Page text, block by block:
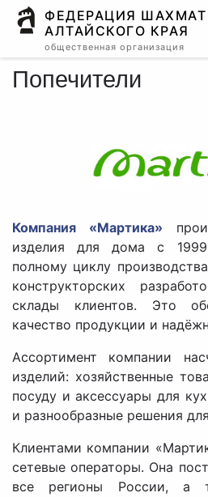
ФЕДЕРАЦИЯ ШАХМАТ
АЛТАЙСКОГО КРАЯ
общественная организация
Попечители
Компания «Мартика»
изделия для дома с
полному циклу
конструкторских
склады клиентов. Это
качество продукции и
Ассортимент компании
изделий: хозяйственные
посуду и аксессуары для
и разнообразные решения
Клиентами компании
сетевые операторы. Она
все регионы России, а